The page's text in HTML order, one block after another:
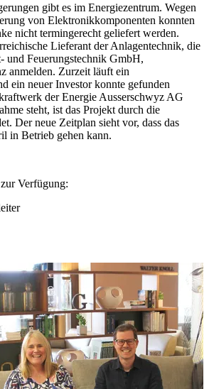
gibt es im Energiezentrum. Wegen
von Elektronikkomponenten konnten
nicht termingerecht geliefert werden.
Lieferant der Anlagentechnik, die
und Feuerungstechnik GmbH,
anmelden. Zurzeit läuft ein
ein neuer Investor konnte gefunden
der Energie Ausserschwyz AG
steht, ist das Projekt durch die
Der neue Zeitplan sieht vor, dass das
in Betrieb gehen kann.
Verfügung: